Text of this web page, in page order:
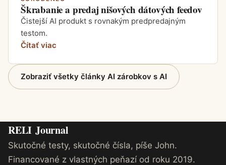
Škrabanie a predaj nišových dátových feedov
Čistejší AI produkt s rovnakým predpredajným
testom.
Čítať viac
Zobraziť všetky články AI zárobkov s AI
RELI Journal
Skutočné testy, skutočné čísla, píše John.
Financované z vlastných peňazí od roku 2019.